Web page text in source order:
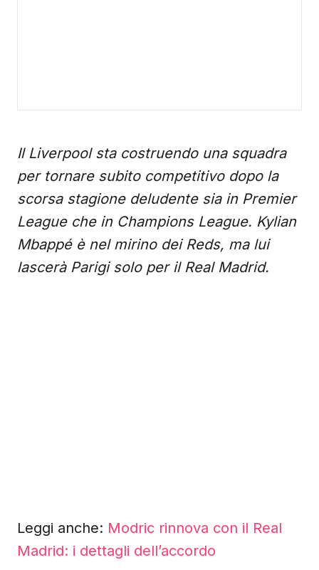
Il Liverpool sta costruendo una squadra
per tornare subito competitivo dopo la
scorsa stagione deludente sia in Premier
League che in Champions League. Kylian
Mbappé è nel mirino dei Reds, ma lui
lascerà Parigi solo per il Real Madrid.
Leggi anche: Modric rinnova con il Real
Madrid: i dettagli dell’accordo